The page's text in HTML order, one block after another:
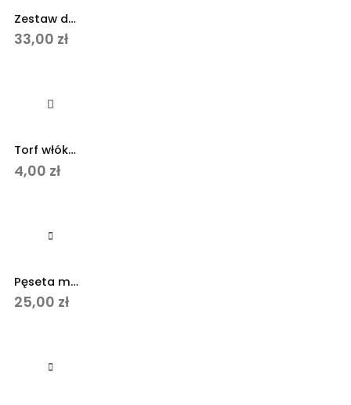
Zestaw do sprzątania formikarium 5-części AH-SP3
33,00 zł
Torf włókno kokosowe krążek 110g
4,00 zł
Pęseta metalowa ze stali nierdzewnej 25 cm
25,00 zł